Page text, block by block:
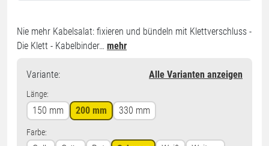
Nie mehr Kabelsalat: fixieren und bündeln mit Klettverschluss -
Die Klett - Kabelbinder… mehr
Variante: Alle Varianten anzeigen
Länge:
150 mm 200 mm 330 mm
Farbe: